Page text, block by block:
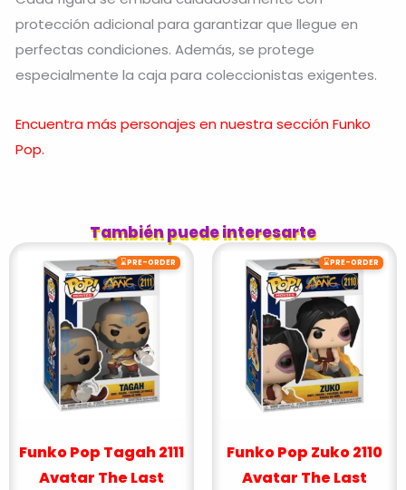
protección adicional para garantizar que llegue en
perfectas condiciones. Además, se protege
especialmente la caja para coleccionistas exigentes.
Encuentra más personajes en nuestra sección Funko
Pop.
También puede interesarte
⌛PRE-ORDER
Funko Pop Tagah 2111
Avatar The Last
⌛PRE-ORDER
Funko Pop Zuko 2110
Avatar The Last